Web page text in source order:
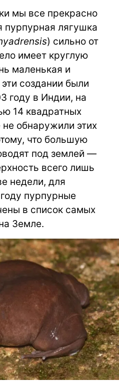
мы все прекрасно
пурпурная лягушка
) сильно от
имеет круглую
маленькая и
создании были
году в Индии, на
14 квадратных
обнаружили этих
что большую
под землей —
всего лишь
недели, для
пурпурные
в список самых
Земле.